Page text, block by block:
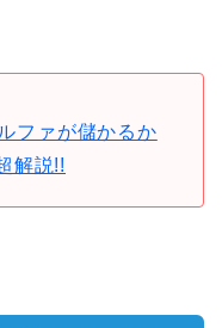
ファが儲かるか
解説!!